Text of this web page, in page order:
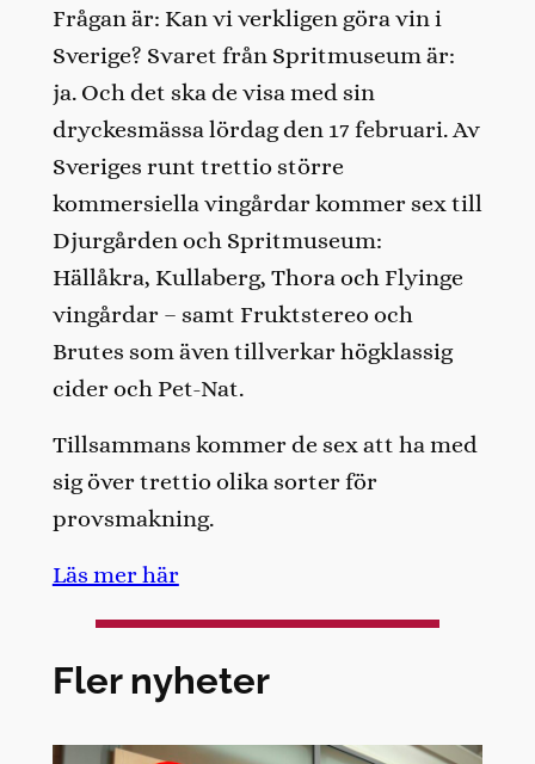
Frågan är: Kan vi verkligen göra vin i
Sverige? Svaret från Spritmuseum är:
ja. Och det ska de visa med sin
dryckesmässa lördag den 17 februari. Av
Sveriges runt trettio större
kommersiella vingårdar kommer sex till
Djurgården och Spritmuseum:
Hällåkra, Kullaberg, Thora och Flyinge
vingårdar – samt Fruktstereo och
Brutes som även tillverkar högklassig
cider och Pet-Nat.
Tillsammans kommer de sex att ha med
sig över trettio olika sorter för
provsmakning.
Läs mer här
Fler nyheter